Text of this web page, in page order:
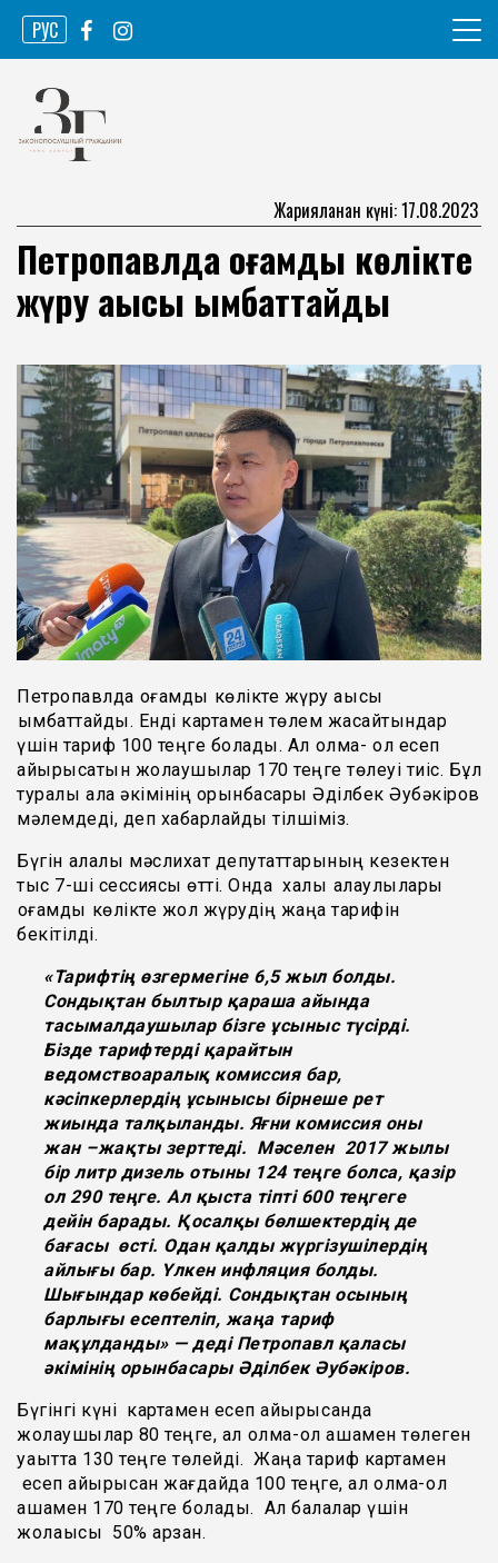
Skip
content
РУС
Законопослушный гражданин
Жарияланған күні: 17.08.2023
Петропавлда қоғамдық көлікте
жүру ақысы қымбаттайды
Петропавлда қоғамдық көлікте жүру ақысы
қымбаттайды. Енді картамен төлем жасайтындар
үшін тариф 100 теңге болады. Ал қолма- қол есеп
айырысатын жолаушылар 170 теңге төлеуі тиіс. Бұл
туралы қала әкімінің орынбасары Әділбек Әубәкіров
мәлемдеді, деп хабарлайды тілшіміз.
Бүгін қалалық мәслихат депутаттарының кезектен
тыс 7-ші сессиясы өтті. Онда халық қалаулылары
қоғамдық көлікте жол жүрудің жаңа тарифін
бекітілді.
«Тарифтің өзгермегіне 6,5 жыл болды.
Сондықтан былтыр қараша айында
тасымалдаушылар бізге ұсыныс түсірді.
Бізде тарифтерді қарайтын
ведомствоаралық комиссия бар,
кәсіпкерлердің ұсынысы бірнеше рет
жиында талқыланды. Яғни комиссия оны
жан –жақты зерттеді. Мәселен 2017 жылы
бір литр дизель отыны 124 теңге болса, қазір
ол 290 теңге. Ал қыста тіпті 600 теңгеге
дейін барады. Қосалқы бөлшектердің де
бағасы өсті. Одан қалды жүргізушілердің
айлығы бар. Үлкен инфляция болды.
Шығындар көбейді. Сондықтан осының
барлығы есептеліп, жаңа тариф
мақұлданды» — деді Петропавл қаласы
әкімінің орынбасары Әділбек Әубәкіров.
Бүгінгі күні картамен есеп айырысқанда
жолаушылар 80 теңге, ал қолма-қол ақшамен төлеген
уақытта 130 теңге төлейді. Жаңа тариф картамен
есеп айырысқан жағдайда 100 теңге, ал қолма-қол
ақшамен 170 теңге болады. Ал балалар үшін
жолақысы 50% арзан.